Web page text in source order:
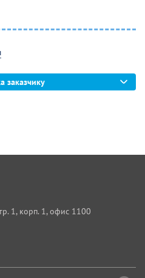
заказчику
1, корп. 1, офис 1100